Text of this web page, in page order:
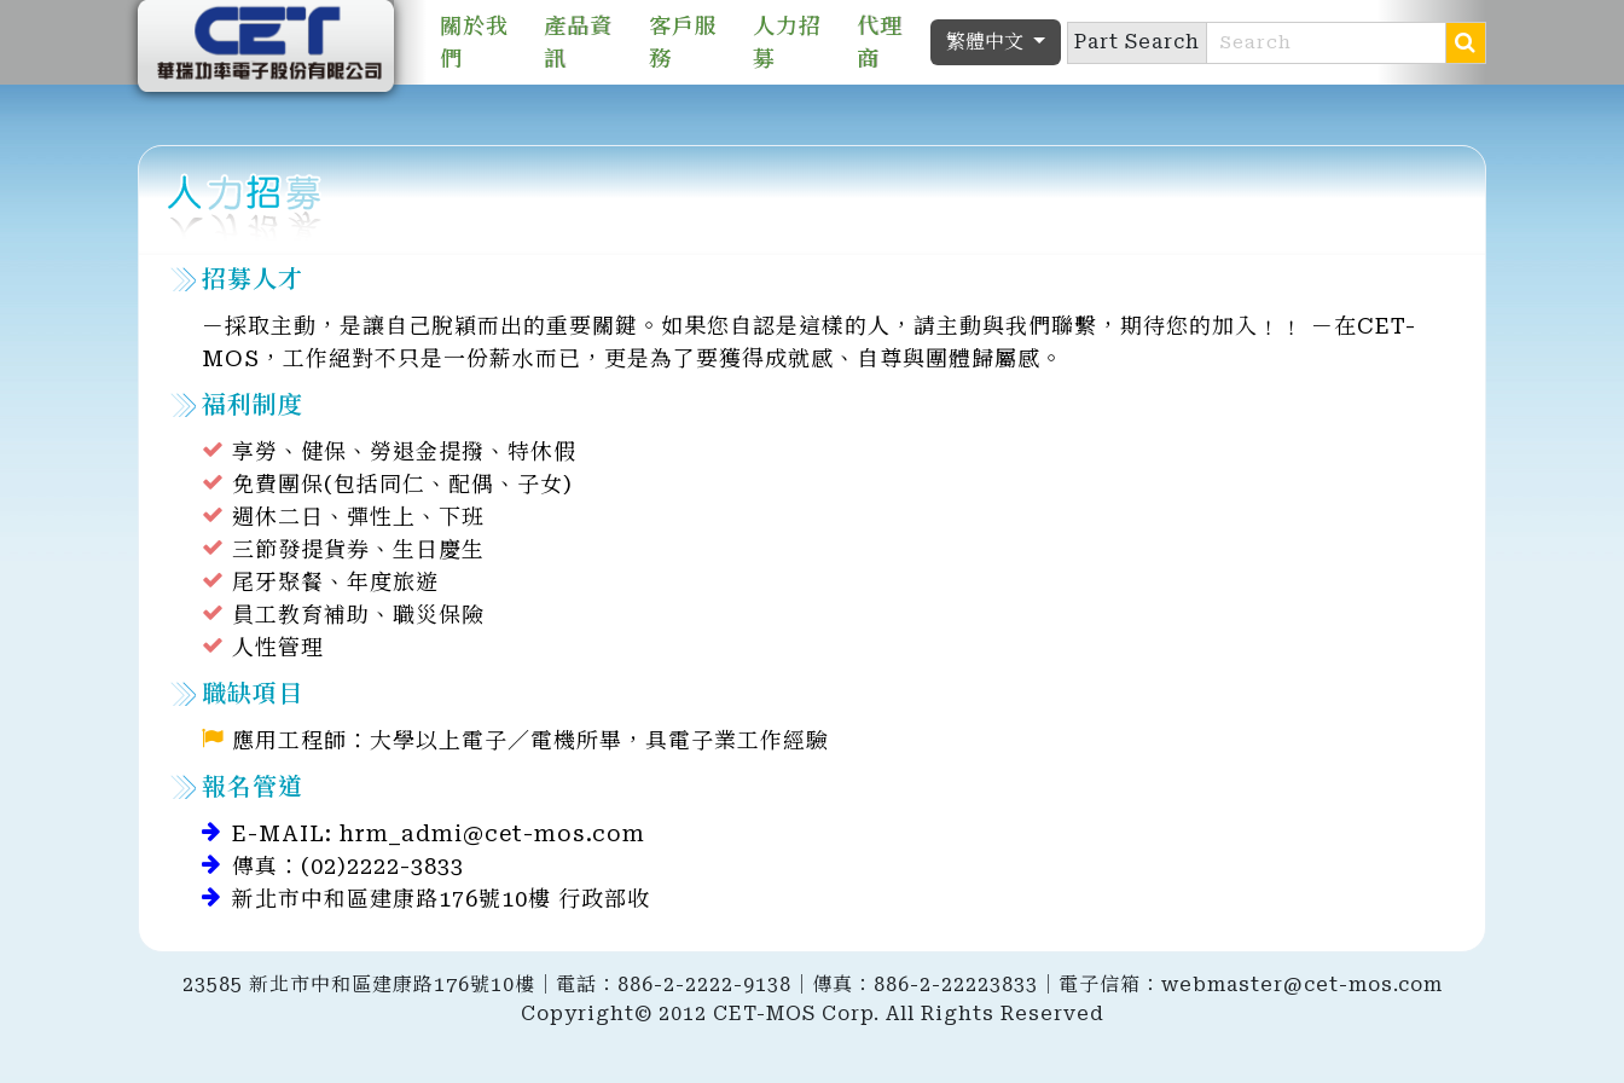
關於我
們
產品資
訊
客戶服
務
人力招
募
代理
商
繁體中文 Part Search
招募人才
－採取主動，是讓自己脫穎而出的重要關鍵。如果您自認是這樣的人，請主動與我們聯繫，期待您的加入﹗﹗ －在CET-
MOS，工作絕對不只是一份薪水而已，更是為了要獲得成就感、自尊與團體歸屬感。
福利制度
享勞、健保、勞退金提撥、特休假
免費團保(包括同仁、配偶、子女)
週休二日、彈性上、下班
三節發提貨券、生日慶生
尾牙聚餐、年度旅遊
員工教育補助、職災保險
人性管理
職缺項目
應用工程師：大學以上電子／電機所畢，具電子業工作經驗
報名管道
E-MAIL: hrm_admi@cet-mos.com
傳真：(02)2222-3833
新北市中和區建康路176號10樓 行政部收
23585 新北市中和區建康路176號10樓｜電話：886-2-2222-9138｜傳真：886-2-22223833｜電子信箱： webmaster@cet-mos.com
Copyright© 2012 CET-MOS Corp. All Rights Reserved